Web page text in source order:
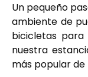
Un pequeño
ambiente de
bicicletas
nuestra
más popular de